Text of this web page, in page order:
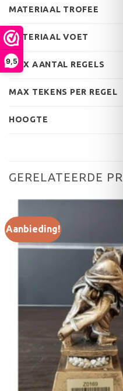
9,5
MATERIAAL TROFEE
MATERIAAL VOET
MAX AANTAL REGELS
MAX TEKENS PER REGEL
HOOGTE
GERELATEERDE
Aanbieding!